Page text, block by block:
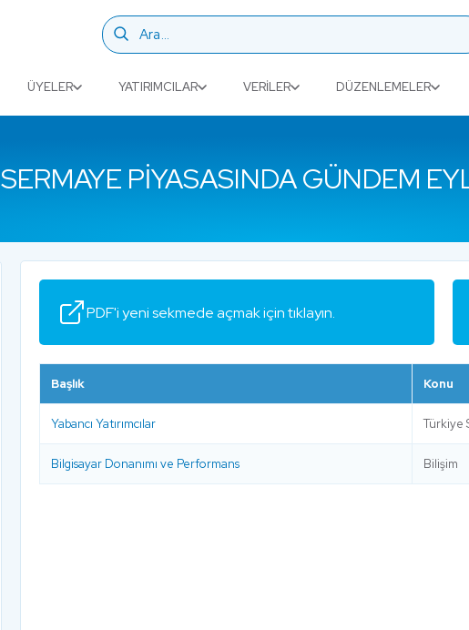
ÜYELER YATIRIMCILAR VERILER DÜZENLEMELER
SERMAYE PIYASASINDA GÜNDEM
PDF'i yeni sekmede açmak için tıklayın.
Başlık Konu
Yabancı Yatırımcılar Türkiye
Bilgisayar Donanımı ve Performans Bilişim